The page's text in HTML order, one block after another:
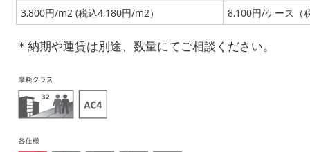
3,800円/m2 (税込4,180円/m2）
8,100円/ケース（
＊納期や運賃は別途、数量にてご相談ください。